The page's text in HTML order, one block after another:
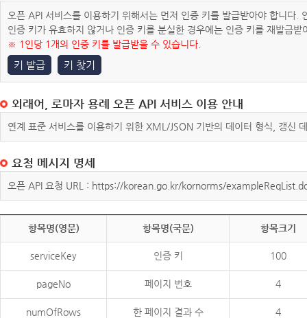
오픈 API 서비스를 이용하기 위해서는 먼저 인증 키를 발급받아야 합니다
인증 키가 유효하지 않거나 인증 키를 분실한 경우에는 인증 키를 재발급받
※ 1인당 1개의 인증 키를 발급받을 수 있습니다.
키 발급 키 찾기
외래어, 로마자 용례 오픈 API 서비스 이용 안내
연계 표준 서비스를 이용하기 위한 XML/JSON 기반의 데이터 형식, 갱신
요청 메시지 명세
오픈 API 요청 URL : https://korean.go.kr/kornorms/
항목명(영문) 항목명(국문) 항목크기
serviceKey 인증 키 100
pageNo 페이지 번호 4
numOfRows 한 페이지 결과 수 4